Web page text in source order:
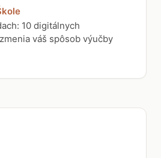
10 digitálnych
váš spôsob výučby